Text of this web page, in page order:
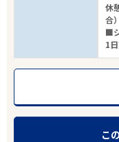
休
合）
■
1
こ